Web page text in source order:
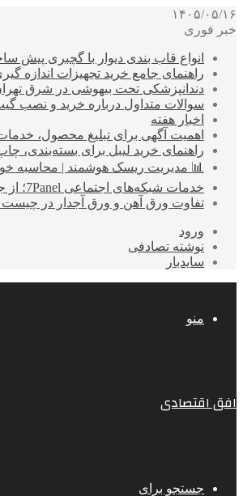
۱۴۰۵/۰۵/۱۶
خبر فوری
انواع قاب بندی دیوار با گچبری پیش
راهنمای جامع خرید تجهیزات اندازه
دندانپزشکی تحت بیهوشی در شرق
سوالات متداول درباره خرید و نصب
اخبار هفته
اهمیت آگهی برای تبلیغ محصول،
راهنمای خرید لیبل برای بسته‌بندی،
📊 مدیریت ریسک هوشمند | محاسبه
خدمات شبکه‌های اجتماعی 7Panel؛ از جذب مخاطب تا افزایش درآمد
تفاوت ورق آهن و ورق آجدار در چیست
ورود
نوشته تصادفی
سایدبار
منو
افق اقتصادی
جستجو برای